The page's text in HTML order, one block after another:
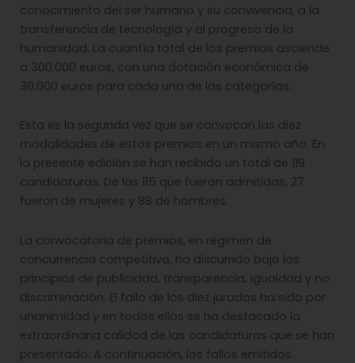
conocimiento del ser humano y su convivencia, a la
transferencia de tecnología y al progreso de la
humanidad. La cuantía total de los premios asciende
a 300.000 euros, con una dotación económica de
30.000 euros para cada una de las categorías.
Esta es la segunda vez​​​​​​​ que se convocan las diez
modalidades de estos premios en un mismo año. En
la presente edición se han recibido un total de 119
candidaturas. De las 115 que fueron admitidas, 27
fueron de mujeres y 88 de hombres.
La convocatoria de premios, en régimen de
concurrencia competitiva, ha discurrido bajo los
principios de publicidad, transparencia, igualdad y no
discriminación. El fallo de los diez jurados ha sido por
unanimidad y en todos ellos se ha destacado la
extraordinaria calidad de las candidaturas que se han
presentado. A continuación, los fallos emitidos.